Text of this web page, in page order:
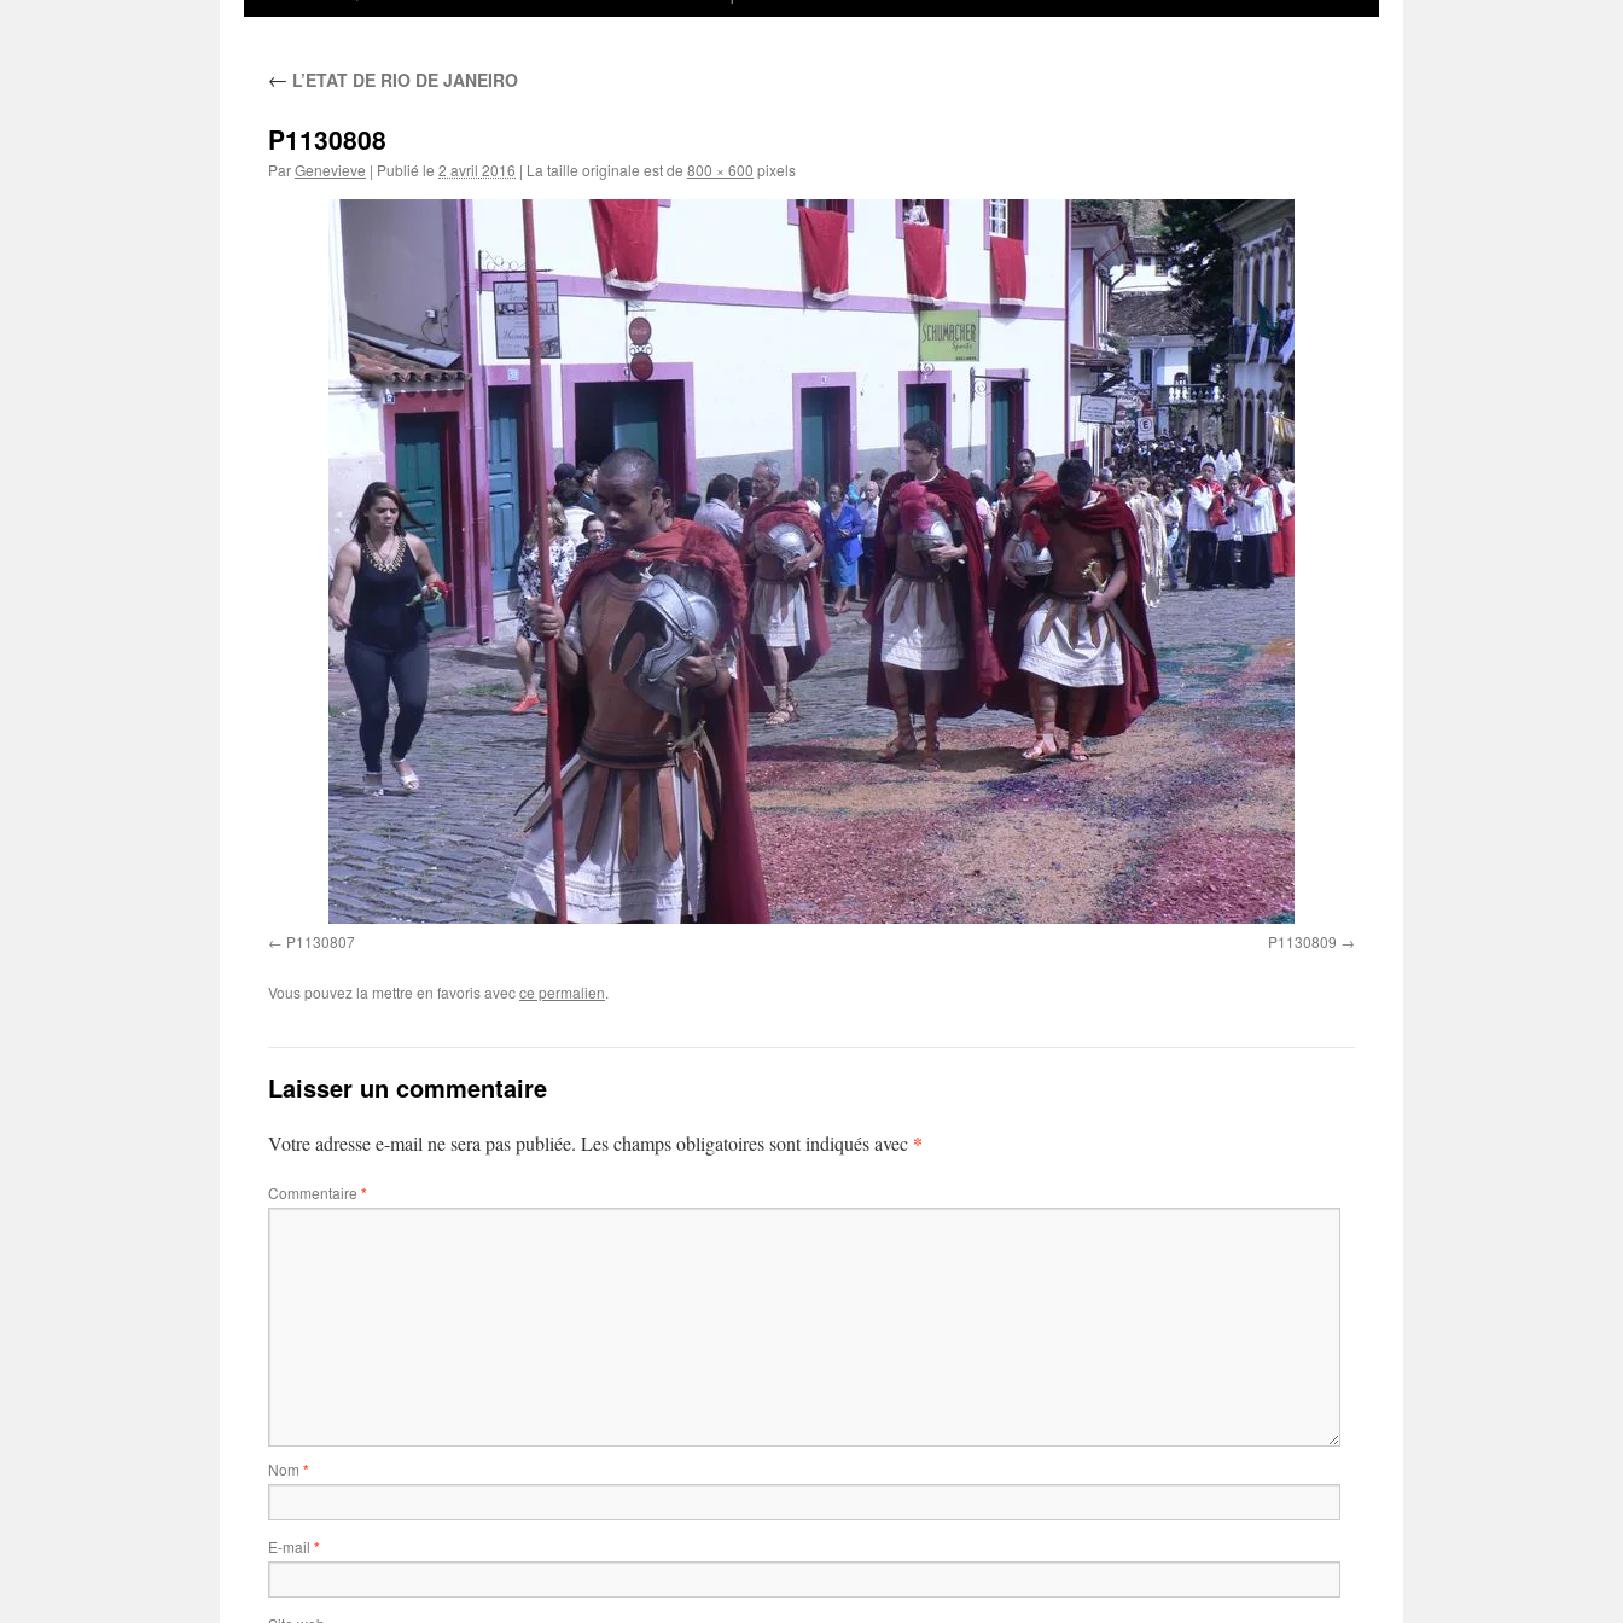
contenu
← L’ETAT DE RIO DE JANEIRO
P1130808
ParGenevieve | Publié le 2 avril 2016 | La taille originale est de 800 × 600 pixels
P1130807 P1130809
Vous pouvez la mettre en favoris avecce permalien.
Laisser un commentaire
Votre adresse e-mail ne sera pas publiée. Les champs obligatoires sont indiqués avec *
Commentaire *
Nom *
E-mail *